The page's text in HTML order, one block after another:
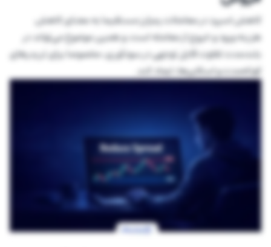
کاهش اسپرد در معاملات رمزارز مستقیما به معنای کاهش
هزینه ورود و خروج از معامله است، و همین موضوع می‌تواند در
بلندمدت تفاوت قابل توجهی در سودآوری، مخصوصا برای تریدرهای
کوتاه‌مدت و اسکلپرها، ایجاد کند.